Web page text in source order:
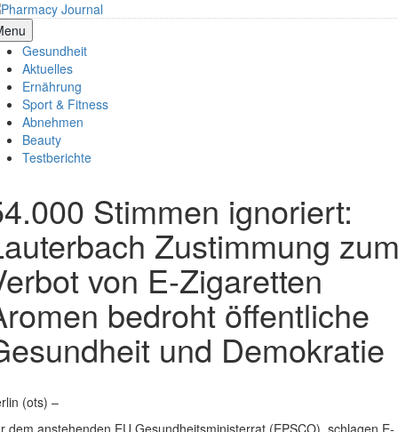
Skip
to
content
Journal
Gesundheit
Aktuelles
Ernährung
Sport & Fitness
Abnehmen
Beauty
Testberichte
Stimmen ignoriert:
Zustimmung
von E-Zigaretten
bedroht öffentliche
und Demokratie
(ots) –
dem anstehenden EU Gesundheitsministerrat (EPSCO), schlagen E-